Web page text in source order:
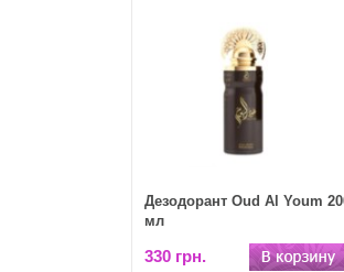
Дезодорант Oud Al Youm
мл
330 грн.